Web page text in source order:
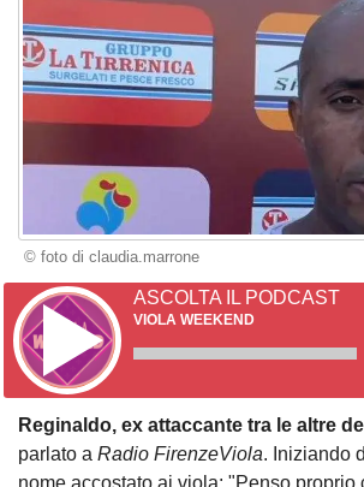
© foto di claudia.marrone
ASCOLTA IL PODCAST
VIOLA WEEKEND
Reginaldo, ex attaccante tra le altre
parlato a Radio FirenzeViola. Iniziando